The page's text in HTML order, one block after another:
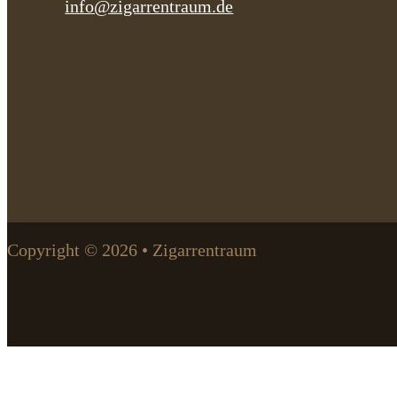
info@zigarrentraum.de
Copyright © 2026 • Zigarrentraum